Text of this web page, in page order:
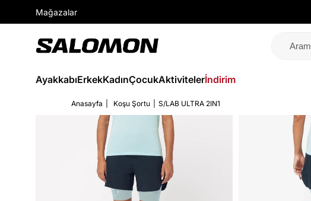
Mağazalar
AyakkabıErkekKadınÇocukAktivitelerİndirim
Anasayfa Koşu Şortu S/LAB ULTRA 2IN1